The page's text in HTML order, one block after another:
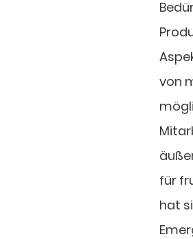
von
für
hat